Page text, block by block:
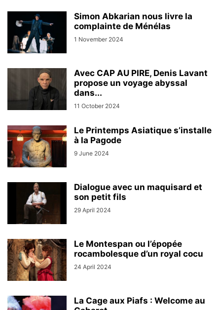
Simon Abkarian nous livre la
complainte de Ménélas
1 November 2024
Avec CAP AU PIRE, Denis Lavant
propose un voyage abyssal
dans...
11 October 2024
Le Printemps Asiatique s’installe
à la Pagode
9 June 2024
Dialogue avec un maquisard et
son petit fils
29 April 2024
Le Montespan ou l’épopée
rocambolesque d’un royal cocu
24 April 2024
La Cage aux Piafs : Welcome au